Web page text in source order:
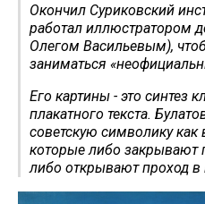
Окончил Суриковский
работал иллюстратором
Олегом Васильевым),
заниматься
Его картины - это синтез
плакатного текста.
советскую символику как
которые либо закрывают
либо открывают проход в